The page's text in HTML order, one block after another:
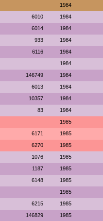
1984
6010 1984
6014 1984
933 1984
6116 1984
1984
146749 1984
6013 1984
10357 1984
83 1984
1985
6171 1985
6270 1985
1076 1985
1187 1985
6148 1985
1985
6215 1985
146829 1985